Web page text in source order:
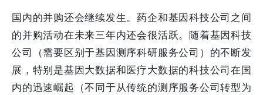
国内的并购还会继续发生。药企和基因科技公司之间
的并购活动在未来三年内还会很活跃。随着基因科技
公司（需要区别于基因测序科研服务公司）的不断发
展，特别是基因大数据和医疗大数据的科技公司在国
内的迅速崛起（不同于从传统的测序服务公司转型为